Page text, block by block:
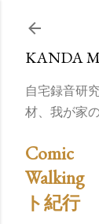
スキ
KANDA
自宅録音研
材、我が家
Comic
ト紀行